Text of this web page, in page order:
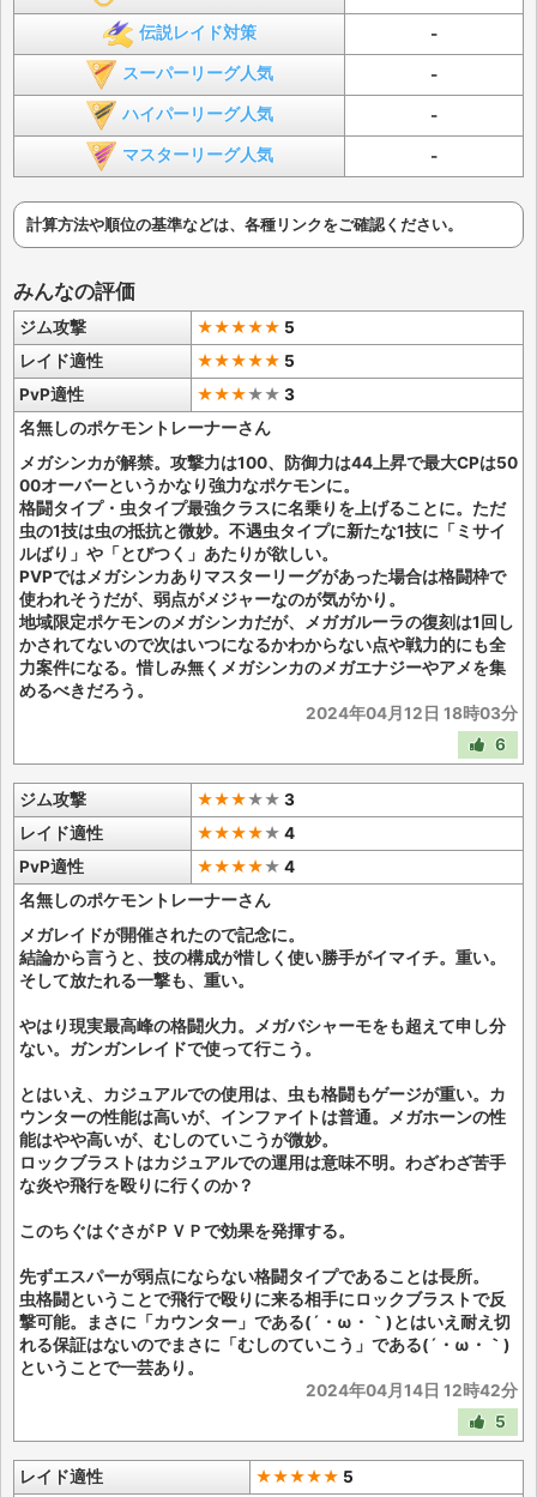
伝説レイド対策 -
スーパーリーグ人気 -
ハイパーリーグ人気 -
マスターリーグ人気 -
計算方法や順位の基準などは、各種リンクをご確認ください。
みんなの評価
ジム攻撃 ★★★★★ 5
レイド適性
★★★★★ 5
PvP適性
★★★★★ 3
名無しのポケモントレーナーさん
メガシンカが解禁。攻撃力は100、防御力は44上昇で最大CPは50
00オーバーというかなり強力なポケモンに。
格闘タイプ・虫タイプ最強クラスに名乗りを上げることに。ただ
虫の1技は虫の抵抗と微妙。不遇虫タイプに新たな1技に「ミサイ
ルばり」や「とびつく」あたりが欲しい。
PVPではメガシンカありマスターリーグがあった場合は格闘枠で
使われそうだが、弱点がメジャーなのが気がかり。
地域限定ポケモンのメガシンカだが、メガガルーラの復刻は1回し
かされてないので次はいつになるかわからない点や戦力的にも全
力案件になる。惜しみ無くメガシンカのメガエナジーやアメを集
めるべきだろう。
2024年04月12日 18時03分
6
ジム攻撃 ★★★★★ 3
レイド適性
★★★★★ 4
PvP適性
★★★★★ 4
名無しのポケモントレーナーさん
メガレイドが開催されたので記念に。
結論から言うと、技の構成が惜しく使い勝手がイマイチ。重い。
そして放たれる一撃も、重い。
やはり現実最高峰の格闘火力。メガバシャーモをも超えて申し分
ない。ガンガンレイドで使って行こう。
とはいえ、カジュアルでの使用は、虫も格闘もゲージが重い。カ
ウンターの性能は高いが、インファイトは普通。メガホーンの性
能はやや高いが、むしのていこうが微妙。
ロックブラストはカジュアルでの運用は意味不明。わざわざ苦手
な炎や飛行を殴りに行くのか？
このちぐはぐさがＰＶＰで効果を発揮する。
先ずエスパーが弱点にならない格闘タイプであることは長所。
虫格闘ということで飛行で殴りに来る相手にロックブラストで反
撃可能。まさに「カウンター」である(´・ω・｀)とはいえ耐え切
れる保証はないのでまさに「むしのていこう」である(´・ω・｀)
ということで一芸あり。
2024年04月14日 12時42分
5
レイド適性 ★★★★★ 5